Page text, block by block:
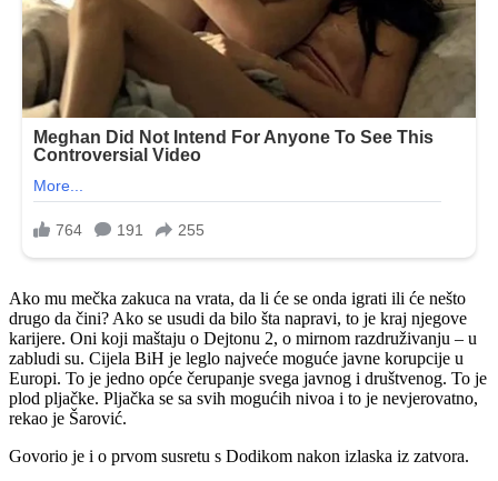
Ako mu mečka zakuca na vrata, da li će se onda igrati ili će nešto
drugo da čini? Ako se usudi da bilo šta napravi, to je kraj njegove
karijere. Oni koji maštaju o Dejtonu 2, o mirnom razdruživanju – u
zabludi su. Cijela BiH je leglo najveće moguće javne korupcije u
Europi. To je jedno opće čerupanje svega javnog i društvenog. To je
plod pljačke. Pljačka se sa svih mogućih nivoa i to je nevjerovatno,
rekao je Šarović.
Govorio je i o prvom susretu s Dodikom nakon izlaska iz zatvora.